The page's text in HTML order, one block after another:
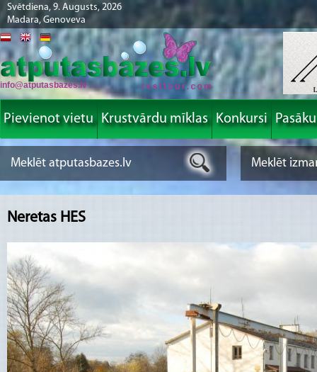
Svētdiena, 9. Augusts, 2026
Madara, Genoveva
info@atputasbazes.lv
Pievienot vietu Krustvārdu mīklas Konkursi
Neretas HES